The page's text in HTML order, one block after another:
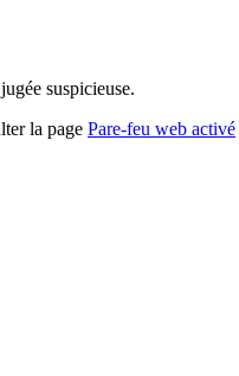
suspicieuse.
la page Pare-feu web activé